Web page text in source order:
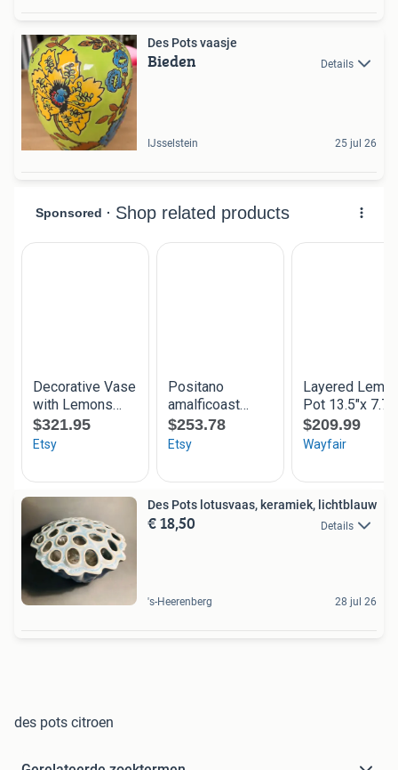
Des Pots vaasje
Bieden Details
IJsselstein 25 jul 26
Des Pots lotusvaas, keramiek, lichtblauw
€ 18,50 Details
's-Heerenberg 28 jul 26
des pots citroen